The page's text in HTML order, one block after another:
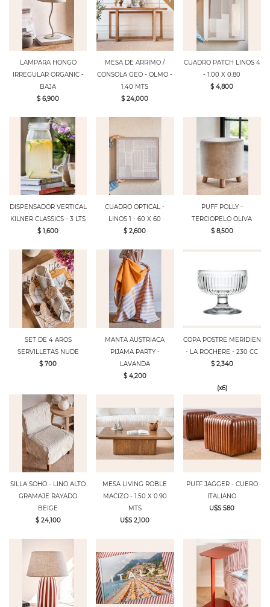
LAMPARA HONGO
IRREGULAR ORGANIC -
BAJA
$ 6,900
MESA DE ARRIMO /
CONSOLA GEO - OLMO -
1.40 MTS
$ 24,000
CUADRO PATCH LINOS 4
- 1.00 X 0.80
$ 4,800
DISPENSADOR VERTICAL
KILNER CLASSICS - 3 LTS
$ 1,600
CUADRO OPTICAL -
LINOS 1 - 60 X 60
$ 2,600
PUFF POLLY -
TERCIOPELO OLIVA
$ 8,500
SET DE 4 AROS
SERVILLETAS NUDE
$ 700
MANTA AUSTRIACA
PIJAMA PARTY -
LAVANDA
$ 4,200
COPA POSTRE MERIDIEN
- LA ROCHERE - 230 CC
$ 2,340
(x6)
SILLA SOHO - LINO ALTO
GRAMAJE RAYADO
BEIGE
$ 24,100
MESA LIVING ROBLE
MACIZO - 1.50 X 0.90
MTS
U$S 2,100
PUFF JAGGER - CUERO
ITALIANO
U$S 580